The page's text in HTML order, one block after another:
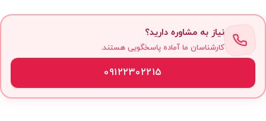
نیاز به مشاوره دارید؟
کارشناسان ما آماده پاسخگویی هستند.
09122302215